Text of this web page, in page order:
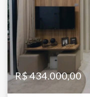
R$ 434.000,00